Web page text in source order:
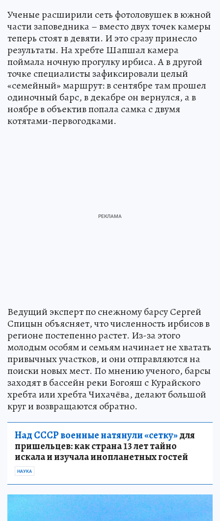
Ученые расширили сеть фотоловушек в южной
части заповедника – вместо двух точек камеры
теперь стоят в девяти. И это сразу принесло
результаты. На хребте Шапшал камера
поймала ночную прогулку ирбиса. А в другой
точке специалисты зафиксировали целый
«семейный» маршрут: в сентябре там прошел
одиночный барс, в декабре он вернулся, а в
ноябре в объектив попала самка с двумя
котятами-первогодками.
Ведущий эксперт по снежному барсу Сергей
Спицын объясняет, что численность ирбисов в
регионе постепенно растет. Из-за этого
молодым особям и семьям начинает не хватать
привычных участков, и они отправляются на
поиски новых мест. По мнению ученого, барсы
заходят в бассейн реки Богояш с Курайского
хребта или хребта Чихачёва, делают большой
круг и возвращаются обратно.
Над СССР военные натянули «сетку»для
пришельцев: как страна 13 лет тайно
искала и изучала инопланетных гостей
НАУКА